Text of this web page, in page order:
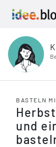
BASTELN
und